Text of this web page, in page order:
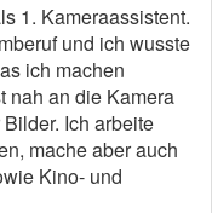
1. Kameraassistent.
und ich wusste
ich machen
nah an die Kamera
Ich arbeite
mache aber auch
Kino- und